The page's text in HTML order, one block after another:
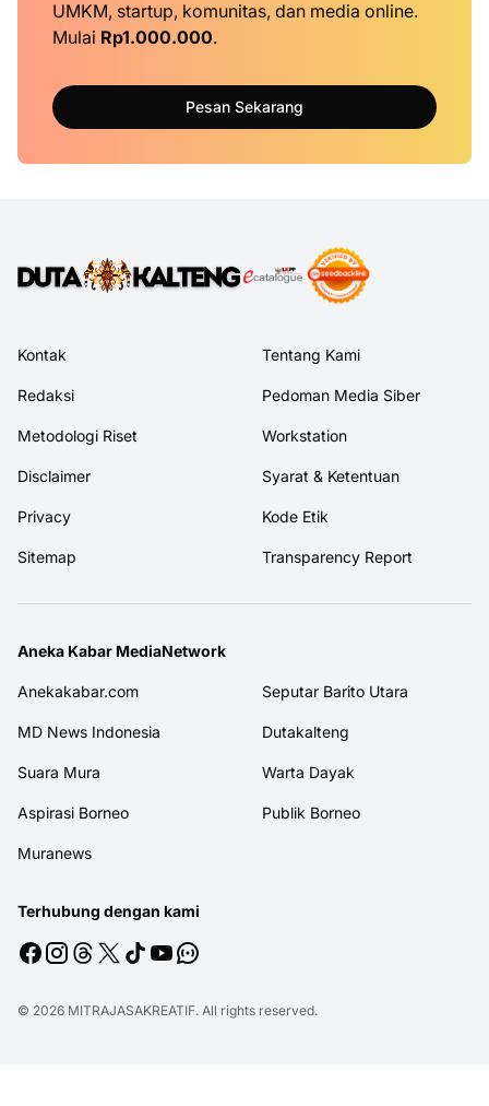
UMKM, startup, komunitas, dan media online.
Mulai Rp1.000.000.
Pesan Sekarang
Kontak Tentang Kami
Redaksi Pedoman Media Siber
Metodologi Riset Workstation
Disclaimer Syarat & Ketentuan
Privacy Kode Etik
Sitemap Transparency Report
Aneka Kabar MediaNetwork
Anekakabar.com Seputar Barito Utara
MD News Indonesia Dutakalteng
Suara Mura Warta Dayak
Aspirasi Borneo Publik Borneo
Muranews
Terhubung dengan kami
© 2026 MITRAJASAKREATIF. All rights reserved.